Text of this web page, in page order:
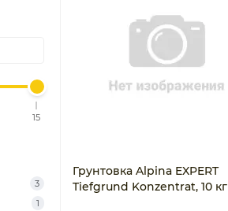
15
3
1
Грунтовка Alpina EXPERT
Tiefgrund Konzentrat, 10 кг